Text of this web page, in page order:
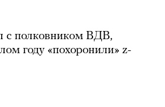
с полковником ВДВ,
году «похоронили» z-